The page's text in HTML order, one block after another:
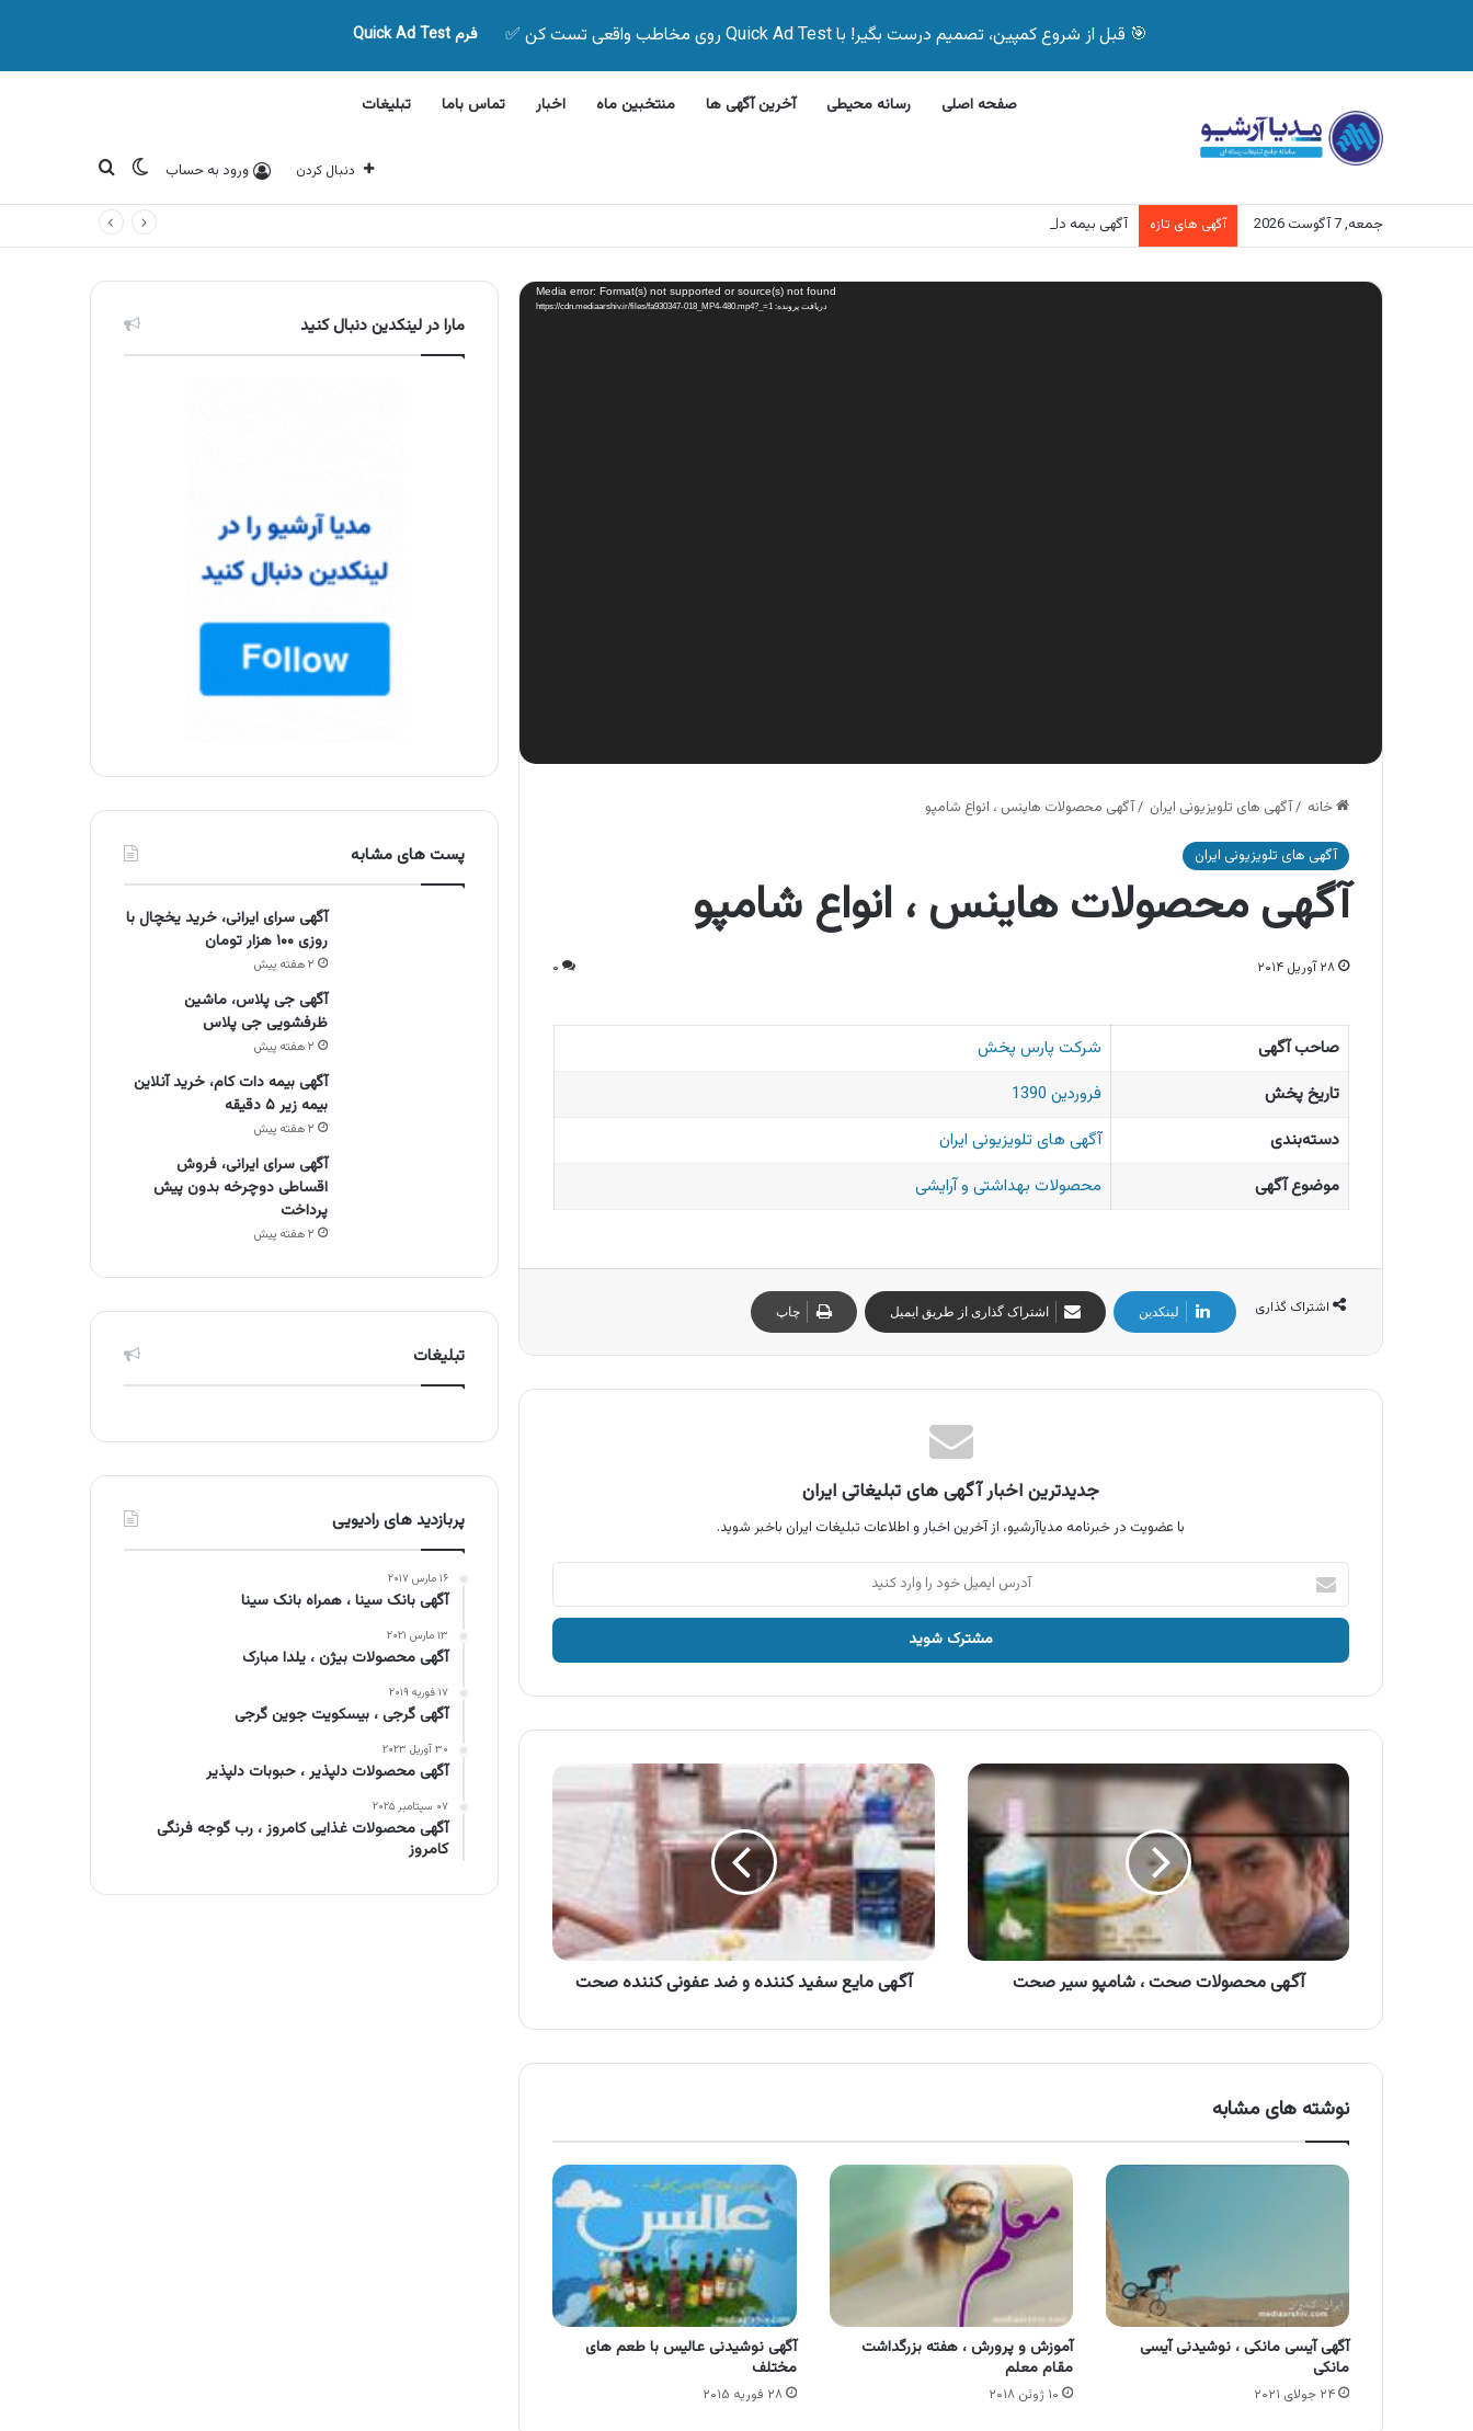
🎯 قبل از شروع کمپین، تصمیم درست بگیر! با Quick Ad Test روی مخاطب واقعی تست کن ✅ فرم Quick Ad Test
صفحه اصلی رسانه محیطی آخرین آگهی ها منتخبین ماه اخبار تماس باما تبلیغات
دنبال کردن ورود به حساب تغییر پوسته
جستجو برای
جمعه, 7 آگوست 2026 آگهی های تازه آگهی بیمه دات کام، خرید آنلاین بیمه زیر ۵ دقیقه
نمایشگر
ویدیو Media error: Format(s) not supported or source(s) not found
دریافت پرونده: https://cdn.mediaarshiv.ir/files/fa930347-018_MP4-480.mp4?_=1
خانه /آگهی های تلویزیونی ایران /آگهی محصولات هاینس ، انواع شامپو
آگهی های تلویزیونی ایران
آگهی محصولات هاینس ، انواع شامپو
۲۸ آوریل ۲۰۱۴ ۰
صاحب آگهی
شرکت پارس پخش
تاریخ پخش
فروردین 1390
دسته‌بندی
آگهی های تلویزیونی ایران
موضوع آگهی
محصولات بهداشتی و آرایشی
اشتراک گذاری لینکدین اشتراک گذاری از طریق ایمیل چاپ
جدیدترین اخبار آگهی های تبلیغاتی ایران
با عضویت در خبرنامه مدیاآرشیو، از آخرین اخبار و اطلاعات تبلیغات ایران باخبر شوید.
آدرس
ایمیل
خود
وارد
آگهی
محصولات
،
شامپو
سیر
صحت
آگهی محصولات صحت ، شامپو سیر صحت
آگهی
مایع
سفید
کننده
و
ضد
عفونی
کننده
صحت
آگهی مایع سفید کننده و ضد عفونی کننده صحت
نوشته های مشابه
آگهی آیسی مانکی ، نوشیدنی آیسی
مانکی
۲۴ جولای ۲۰۲۱
آموزش و پرورش ، هفته بزرگداشت
مقام معلم
۱۰ ژوئن ۲۰۱۸
آگهی نوشیدنی عالیس با طعم های
مختلف
۲۸ فوریه ۲۰۱۵
مارا در لینکدین دنبال کنید
پست های مشابه
آگهی سرای ایرانی، خرید یخچال با
روزی ۱۰۰ هزار تومان
۲ هفته پیش
آگهی جی پلاس، ماشین
ظرفشویی جی پلاس
۲ هفته پیش
آگهی بیمه دات کام، خرید آنلاین
بیمه زیر ۵ دقیقه
۲ هفته پیش
آگهی سرای ایرانی، فروش
اقساطی دوچرخه بدون پیش
پرداخت
۲ هفته پیش
تبلیغات
پربازدید های رادیویی
۱۶ مارس ۲۰۱۷
آگهی بانک سینا ، همراه بانک سینا
۱۳ مارس ۲۰۲۱
آگهی محصولات بیژن ، یلدا مبارک
۱۷ فوریه ۲۰۱۹
آگهی گرجی ، بیسکویت جوین گرجی
۳۰ آوریل ۲۰۲۳
آگهی محصولات دلپذیر ، حبوبات دلپذیر
۰۷ سپتامبر ۲۰۲۵
آگهی محصولات غذایی کامروز ، رب گوجه فرنگی
کامروز